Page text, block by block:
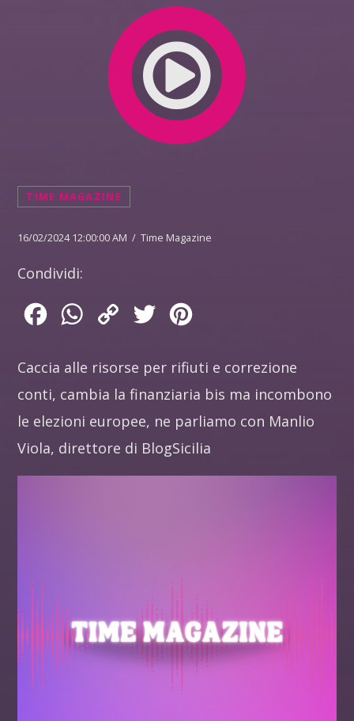
TIME MAGAZINE
16/02/2024 12:00:00 AM / Time Magazine
Condividi:
FacebookWhatsApp
Copy
Twitter
Caccia alle risorse per rifiuti e correzione
conti, cambia la finanziaria bis ma incombono
le elezioni europee, ne parliamo con Manlio
Viola, direttore di BlogSicilia